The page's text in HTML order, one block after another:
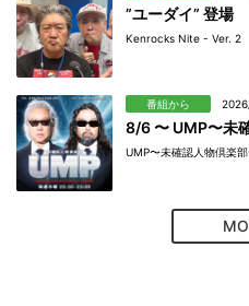
”ユーダイ” 登場
Kenrocks Nite - Ver. 2
番組から
8/6 〜 UMP〜未
UMP〜未確認人物倶楽